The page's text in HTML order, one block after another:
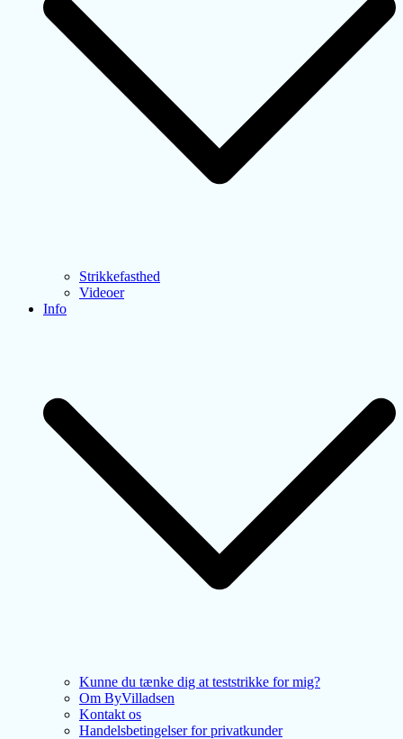
Strikkefasthed
Videoer
Info
Kunne du tænke dig at teststrikke for mig?
Om ByVilladsen
Kontakt os
Handelsbetingelser for privatkunder